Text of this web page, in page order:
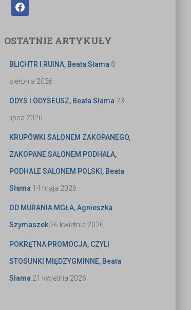
OSTATNIE ARTYKUŁY
BLICHTR I RUINA, Beata Słama 8
sierpnia 2026
ODYS I ODYSEUSZ, Beata Słama 23
lipca 2026
KRUPÓWKI SALONEM ZAKOPANEGO,
ZAKOPANE SALONEM PODHALA,
PODHALE SALONEM POLSKI, Beata
Słama 14 maja 2026
OD MURANIA MGŁA, Agnieszka
Szymaszek 26 kwietnia 2026
POKRĘTNA PROMOCJA, CZYLI
STOSUNKI MIĘDZYGMINNE, Beata
Słama 21 kwietnia 2026